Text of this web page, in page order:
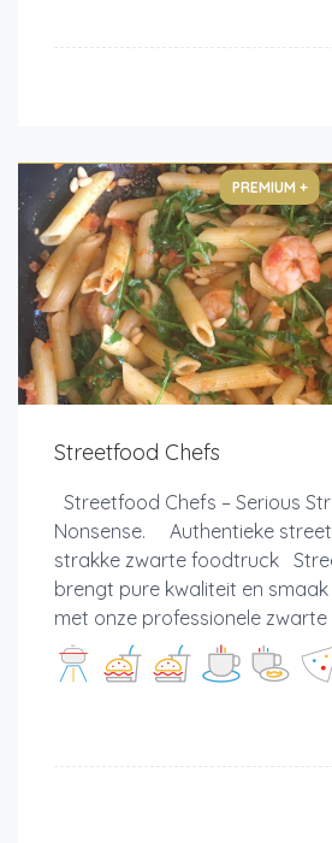
PREMIUM +
Streetfood Chefs
Streetfood Chefs – Serious
Nonsense. Authentieke
strakke zwarte foodtruck
brengt pure kwaliteit en
met onze professionele zwarte